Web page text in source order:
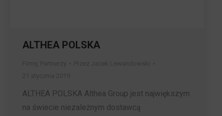
ALTHEA POLSKA
ALTHEA POLSKA Althea Group jest największym
na świecie niezależnym dostawcą